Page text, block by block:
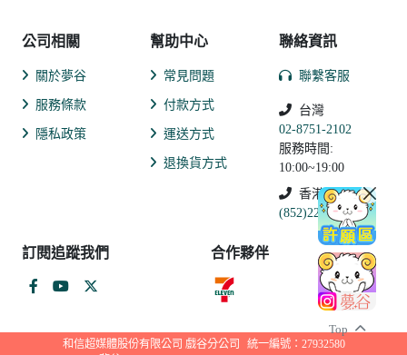
Top
公司相關
關於夢谷
服務條款
隱私政策
幫助中心
常見問題
付款方式
運送方式
退換貨方式
聯絡資訊
聯繫客服
台灣
02-8751-2102
服務時間:
10:00~19:00
香港
(852)2250-9311
訂閱追蹤我們 合作夥伴
和信超媒體股份有限公司 戲谷分公司
統一編號：27932580